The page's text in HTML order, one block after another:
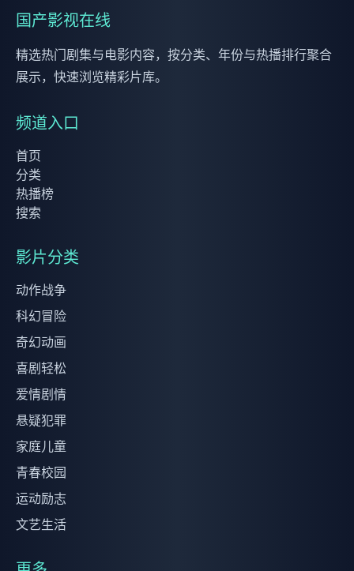
国产影视在线
精选热门剧集与电影内容，按分类、年份与热播排行聚合
展示，快速浏览精彩片库。
频道入口
首页
分类
热播榜
搜索
影片分类
动作战争
科幻冒险
奇幻动画
喜剧轻松
爱情剧情
悬疑犯罪
家庭儿童
青春校园
运动励志
文艺生活